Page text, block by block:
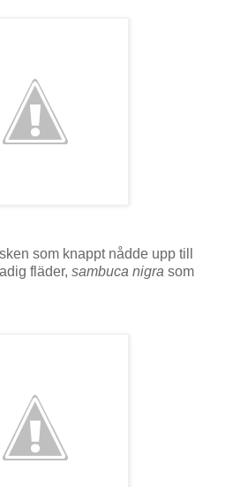
som knappt nådde upp till
fläder, sambuca nigra som